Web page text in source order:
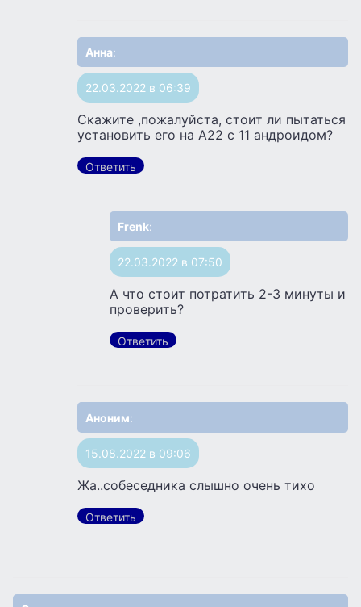
Анна:
22.03.2022 в 06:39
Скажите ,пожалуйста, стоит ли пытаться
установить его на А22 с 11 андроидом?
Ответить
Frenk:
22.03.2022 в 07:50
А что стоит потратить 2-3 минуты и
проверить?
Ответить
Аноним:
15.08.2022 в 09:06
Жа..собеседника слышно очень тихо
Ответить